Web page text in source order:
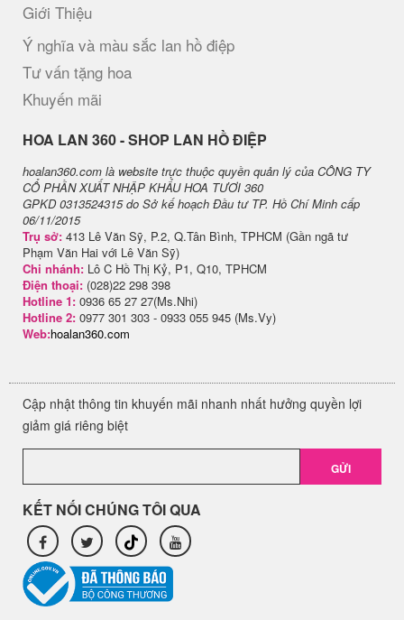
Giới Thiệu
Ý nghĩa và màu sắc lan hồ điệp
Tư vấn tặng hoa
Khuyến mãi
H​OA LAN 360 - SHOP LAN HỒ ĐIỆP
hoalan360.com là website trực thuộc quyền quản lý của CÔNG TY
CỔ PHẦN XUẤT NHẬP KHẨU HOA TƯƠI 360
GPKD 0313524315 do Sở kế hoạch Đầu tư TP. Hồ Chí Minh cấp
06/11/2015
Trụ sở: 413 Lê Văn Sỹ, P.2, Q.Tân Bình, TPHCM (Gần ngã tư
Phạm Văn Hai với Lê Văn Sỹ)
Chi nhánh: Lô C Hồ Thị Kỷ, P1, Q10, TPHCM
Điện thoại: (028)22 298 398
Hotline 1: 0936 65 27 27(Ms.Nhi)
Hotline 2: 0977 301 303 - 0933 055 945 (Ms.Vy)
Web:hoalan360.com
Cập nhật thông tin khuyến mãi nhanh nhất hưởng quyền lợi
giảm giá riêng biệt
GỬI
KẾT NỐI CHÚNG TÔI QUA